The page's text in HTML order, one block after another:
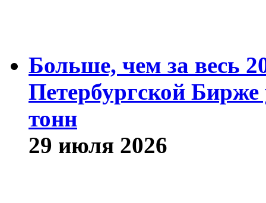
Больше, чем за весь
Петербургской
тонн
29 июля 2026